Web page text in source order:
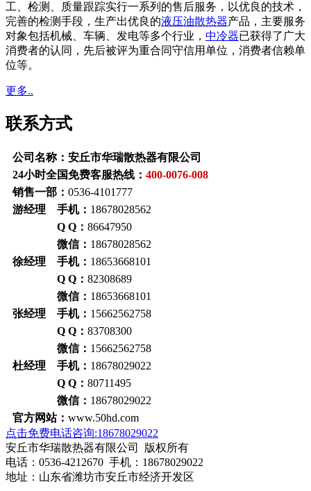
工、检测、质量跟踪实行一系列的售后服务，以优良的技术，
完善的检测手段，生产出优良的液压油散热器产品，主要服务
对象包括机械、车辆、发电等多个行业， 中冷器已获得了广大
消费者的认同，先后被评为重合同守信用单位，消费者信赖单
位等。
更多..
联系方式
公司名称：安丘市华瑞散热器有限公司
24小时全国免费客服热线： 400-0076-008
销售一部： 0536-4101777
游经理 手机： 18678028562
Q Q： 86647950
微信： 18678028562
徐经理 手机： 18653668101
Q Q： 82308689
微信： 18653668101
张经理 手机： 15662562758
Q Q： 83708300
微信： 15662562758
杜经理 手机： 18678029022
Q Q： 80711495
微信： 18678029022
官方网站： www.50hd.com
点击免费电话咨询:18678029022
安丘市华瑞散热器有限公司 版权所有
电话：0536-4212670 手机：18678029022
地址：山东省潍坊市安丘市经济开发区